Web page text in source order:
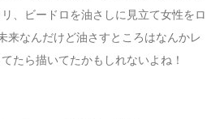
、ビードロを油さしに見立て女性をロ
来なんだけど油さすところはなんかレ
たら描いてたかもしれないよね！